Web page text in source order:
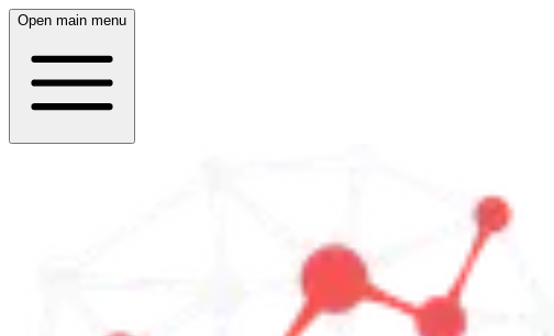
Open main menu